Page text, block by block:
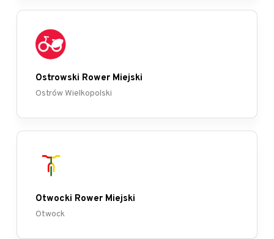
Ostrowski Rower Miejski
Ostrów Wielkopolski
Otwocki Rower Miejski
Otwock